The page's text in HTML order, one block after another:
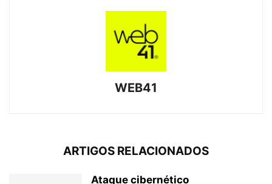
WEB41
ARTIGOS RELACIONADOS
Ataque cibernético